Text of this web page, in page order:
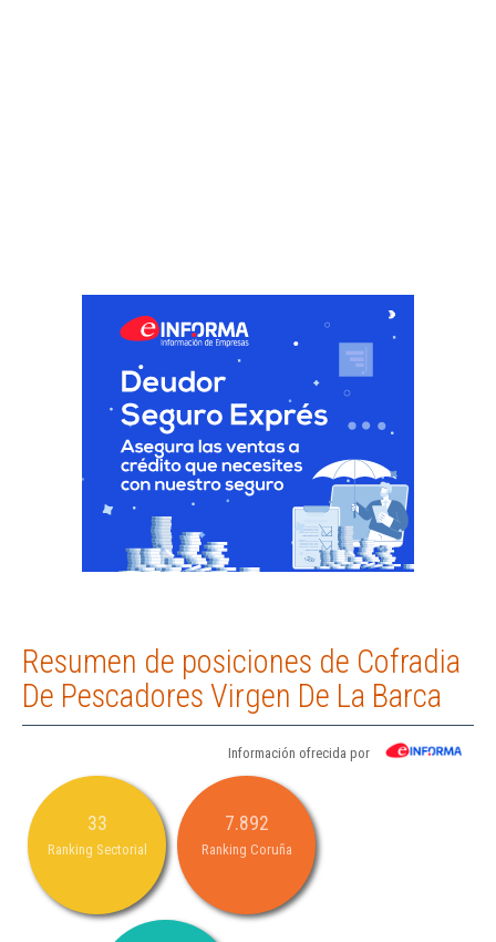
Resumen de posiciones de Cofradia
De Pescadores Virgen De La Barca
Información ofrecida por
33
Ranking Sectorial
7.892
Ranking Coruña